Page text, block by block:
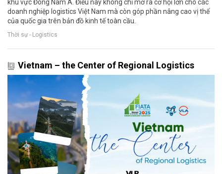
khu vực Đông Nam Á. Điều này không chỉ mở ra cơ hội lớn cho các
doanh nghiệp logistics Việt Nam mà còn góp phần nâng cao vị thế
của quốc gia trên bản đồ kinh tế toàn cầu.
Thời sự - Logistics
Vietnam – the Center of Regional Logistics